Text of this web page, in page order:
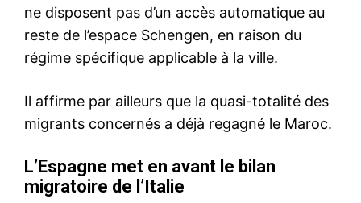
Nous contacter
Formules d’abonnement
Mon compte
Related
Vincent Bolloré veut mettre la
main sur le N°1 français de la
presse magazine, de la vidéo
L’UE dévoile son plan pour
dompter les géants du
numérique